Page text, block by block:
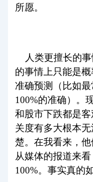
所愿。
人类更擅长的
的事情上只能是
准确预测（比如
100%的准确）。
和股市下跌都是
关度有多大根本
楚。在我看来，
从媒体的报道来
100%。事实真的